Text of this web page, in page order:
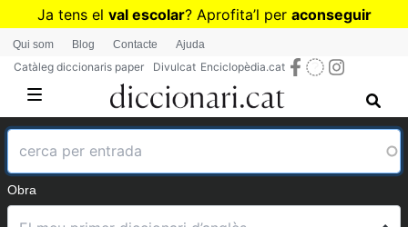
Vés
contingut
Ja tens el val escolar? Aprofita’l per aconseguir
diccionaris per a Primària o Secundària
Qui som Blog Contacte Ajuda
Catàleg diccionaris paper Divulcat Enciclopèdia.cat
Obra